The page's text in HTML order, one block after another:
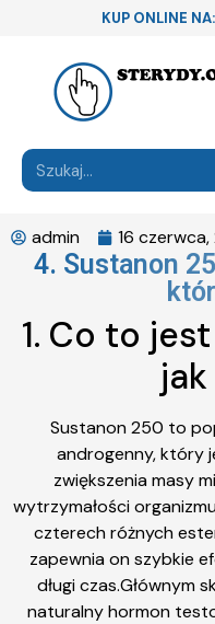
KUP ONLINE
admin 16
4. Sustanon
1. Co to
jak
Sustanon 250 to
androgenny, który
zwiększenia masy
wytrzymałości
czterech różnych
zapewnia on szybkie
długi czas.Głównym
naturalny hormon